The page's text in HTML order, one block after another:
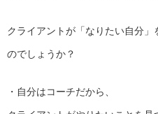
クライアントが「なりたい自分
のでしょうか？
・自分はコーチだから、